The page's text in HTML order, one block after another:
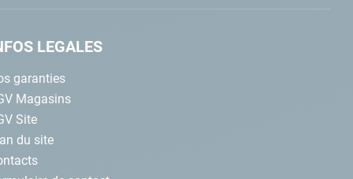
LEGALES
garanties
Magasins
Site
du site